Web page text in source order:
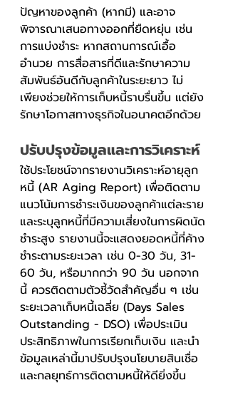
ปัญหาของลูกค้า (หากมี) และอาจ
พิจารณาเสนอทางออกที่ยืดหยุ่น เช่น
การแบ่งชำระ หากสถานการณ์เอื้อ
อำนวย การสื่อสารที่ดีและรักษาความ
สัมพันธ์อันดีกับลูกค้าในระยะยาว ไม่
เพียงช่วยให้การเก็บหนี้ราบรื่นขึ้น แต่ยัง
รักษาโอกาสทางธุรกิจในอนาคตอีกด้วย
ปรับปรุงข้อมูลและการวิเคราะห์
ใช้ประโยชน์จากรายงานวิเคราะห์อายุลูก
หนี้ (AR Aging Report) เพื่อติดตาม
แนวโน้มการชำระเงินของลูกค้าแต่ละราย
และระบุลูกหนี้ที่มีความเสี่ยงในการผิดนัด
ชำระสูง รายงานนี้จะแสดงยอดหนี้ที่ค้าง
ชำระตามระยะเวลา เช่น 0-30 วัน, 31-
60 วัน, หรือมากกว่า 90 วัน นอกจาก
นี้ ควรติดตามตัวชี้วัดสำคัญอื่น ๆ เช่น
ระยะเวลาเก็บหนี้เฉลี่ย (Days Sales
Outstanding - DSO) เพื่อประเมิน
ประสิทธิภาพในการเรียกเก็บเงิน และนำ
ข้อมูลเหล่านี้มาปรับปรุงนโยบายสินเชื่อ
และกลยุทธ์การติดตามหนี้ให้ดียิ่งขึ้น